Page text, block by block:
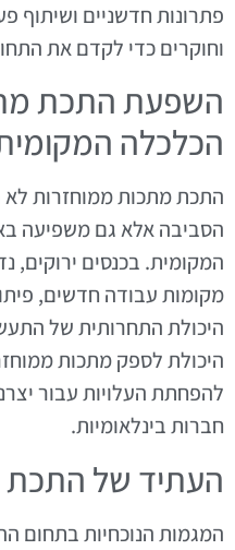
פתרונות חדשניים ושיתוף
וחוקרים כדי לקדם את
השפעת התכת
הכלכלה
התכת מתכות ממוחזרות
הסביבה אלא גם משפיעה
המקומית. בכנסים ירוקים,
מקומות עבודה חדשים,
היכולת התחרותית של
היכולת לספק מתכות
להפחתת העלויות עבור
חברות בינלאומיות.
העתיד של התכת
המגמות הנוכחיות בתחום